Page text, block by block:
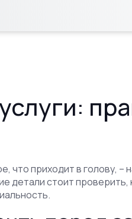
что приходит в голову, –
детали стоит проверить,